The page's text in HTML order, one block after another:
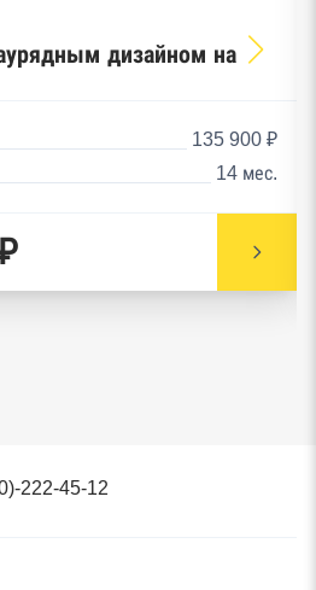
дизайном на
135 900 ₽
14 мес.
222-45-12